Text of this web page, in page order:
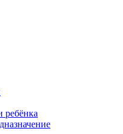
ребёнка